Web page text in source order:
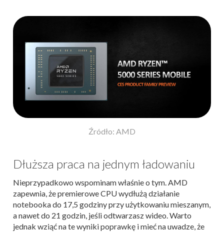
Źródło: AMD
Dłuższa praca na jednym ładowaniu
Nieprzypadkowo wspominam właśnie o tym. AMD
zapewnia, że premierowe CPU wydłużą działanie
notebooka do 17,5 godziny przy użytkowaniu mieszanym,
a nawet do 21 godzin, jeśli odtwarzasz wideo. Warto
jednak wziąć na te wyniki poprawkę i mieć na uwadze, że